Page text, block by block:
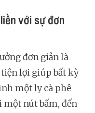
với sự đơn
đơn giản là
lợi giúp bất kỳ
một ly cà phê
nút bấm, đến